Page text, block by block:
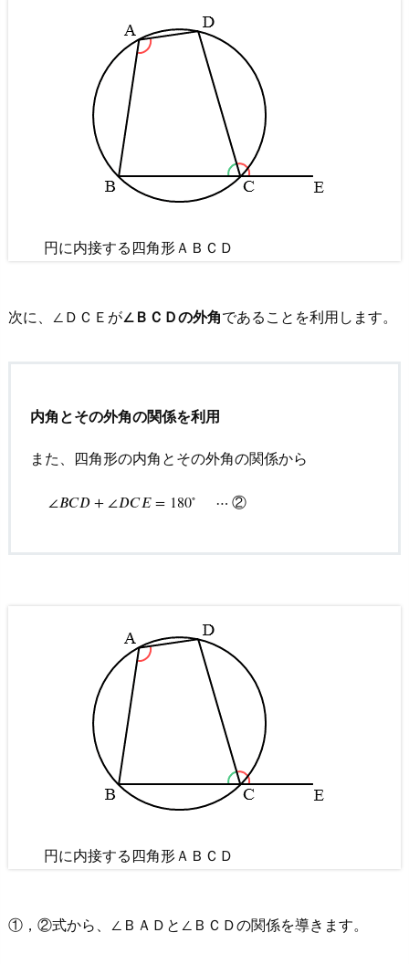
円に内接する四角形ＡＢＣＤ
次に、 ∠ＤＣＥが∠ＢＣＤの外角であることを利用します。
内角とその外角の関係を利用
また、四角形の内角とその外角の関係から
∠𝐵𝐶𝐷 +∠𝐷𝐶𝐸 = 180∘ ⋯ ②
∠BCD+∠DCE=180∘⋯ ②
円に内接する四角形ＡＢＣＤ
①，②式から、∠ＢＡＤと∠ＢＣＤの関係を導きます。